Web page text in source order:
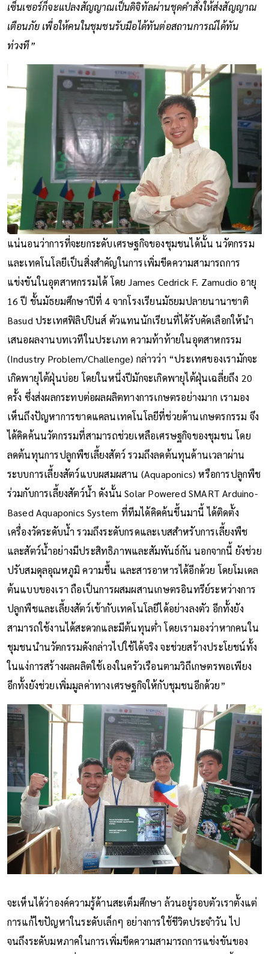
เซ็นเซอร์ก็จะแปลงสัญญาณเป็นดิจิทัลผ่านชุดคำสั่งให้ส่งสัญญาณ
เตือนภัย เพื่อให้คนในชุมชนรับมือได้ทันต่อสถานการณ์ได้ทัน
ท่วงที”
แน่นอนว่าการที่จะยกระดับเศรษฐกิจของชุมชนได้นั้น นวัตกรรม
และเทคโนโลยีเป็นสิ่งสำคัญในการเพิ่มขีดความสามารถการ
แข่งขันในอุตสาหกรรมได้ โดย James Cedrick F. Zamudio อายุ
16 ปี ชั้นมัธยมศึกษาปีที่ 4 จากโรงเรียนมัธยมปลายนานาชาติ
Basud ประเทศฟิลิปปินส์ ตัวแทนนักเรียนที่ได้รับคัดเลือกให้นำ
เสนอผลงานบทเวทีในประเภท ความท้าท้ายในอุตสาหกรรม
(Industry Problem/Challenge) กล่าวว่า “ประเทศของเรามักจะ
เกิดพายุไต้ฝุ่นบ่อย โดยในหนึ่งปีมักจะเกิดพายุไต้ฝุ่นเฉลี่ยถึง 20
ครั้ง ซึ่งส่งผลกระทบต่อผลผลิตทางการเกษตรอย่างมาก เรามอง
เห็นถึงปัญหาการขาดแคลนเทคโนโลยีที่ช่วยด้านเกษตรกรรม จึง
ได้คิดค้นนวัตกรรมที่สามารถช่วยเหลือเศรษฐกิจของชุมชน โดย
ลดต้นทุนการปลูกพืชเลี้ยงสัตว์ รวมถึงลดต้นทุนด้านเวลาผ่าน
ระบบการเลี้ยงสัตว์แบบผสมผสาน (Aquaponics) หรือการปลูกพืช
ร่วมกับการเลี้ยงสัตว์น้ำ ดังนั้น Solar Powered SMART Arduino-
Based Aquaponics System ที่ทีมได้คิดค้นขึ้นมานี้ ได้ติดตั้ง
เครื่องวัดระดับน้ำ รวมถึงระดับกรดและเบสสำหรับการเลี้ยงพืช
และสัตว์น้ำอย่างมีประสิทธิภาพและสัมพันธ์กัน นอกจากนี้ ยังช่วย
ปรับสมดุลอุณหภูมิ ความชื้น และสารอาหารได้อีกด้วย โดยโมเดล
ต้นแบบของเรา ถือเป็นการผสมผสานเกษตรอินทรีย์ระหว่างการ
ปลูกพืชและเลี้ยงสัตว์เข้ากับเทคโนโลยีได้อย่างลงตัว อีกทั้งยัง
สามารถใช้งานได้สะดวกและมีต้นทุนต่ำ โดยเรามองว่าหากคนใน
ชุมชนนำนวัตกรรมดังกล่าวไปใช้ได้จริง จะช่วยสร้างประโยชน์ทั้ง
ในแง่การสร้างผลผลิตใช้เองในครัวเรือนตามวิถีเกษตรพอเพียง
อีกทั้งยังช่วยเพิ่มมูลค่าทางเศรษฐกิจให้กับชุมชนอีกด้วย”
จะเห็นได้ว่าองค์ความรู้ด้านสะเต็มศึกษา ล้วนอยู่รอบตัวเราตั้งแต่
การแก้ไขปัญหาในระดับเล็กๆ อย่างการใช้ชีวิตประจำวัน ไป
จนถึงระดับมหภาคในการเพิ่มขีดความสามารถการแข่งขันของ